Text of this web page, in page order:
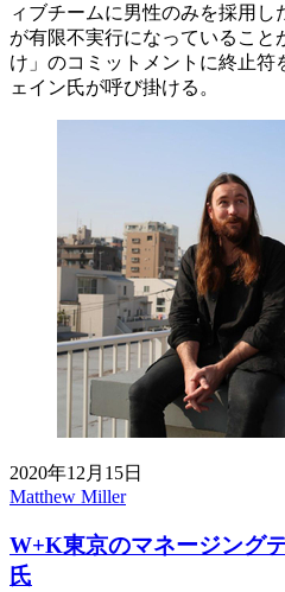
ィブチームに男性のみを採用
が有限不実行になっているこ
け」のコミットメントに終止符
ェイン氏が呼び掛ける。
2020年12月15日
Matthew Miller
W+K東京のマネージング
氏